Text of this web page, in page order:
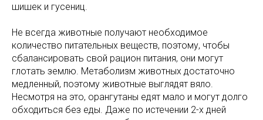
шишек и гусениц.
Не всегда животные получают необходимое
количество питательных веществ, поэтому, чтобы
сбалансировать свой рацион питания, они могут
глотать землю. Метаболизм животных достаточно
медленный, поэтому животные выглядят вяло.
Несмотря на это, орангутаны едят мало и могут долго
обходиться без еды. Даже по истечении 2-х дней